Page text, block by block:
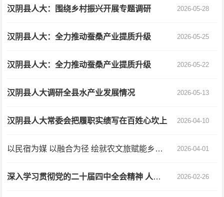
汉阴县人大：围绕乡村振兴开展专题调研 2026-05-28
汉阴县人大：全力推动蚕桑产业提质升级 2026-05-25
汉阴县人大：全力推动蚕桑产业提质升级 2026-05-22
汉阴县人大调研全县水产业发展情况 2026-05-13
汉阴县人大常委会把履职实绩写在百姓心坎上 2026-04-10
以民宿为媒 以融合为径 绘就农文旅赋能乡村振兴新图景 2026-04-01
深入学习贯彻党的二十届四中全会精神 人大代表献策赋能“十五五”规划 ——以汉阴县人大常委会工作为例 2026-02-26